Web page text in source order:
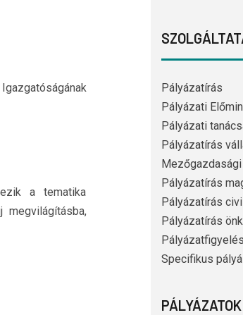
a tematika
Pályázatírás
Pályázati
Pályázati
Pályázatírás
Pályázatírás
Pályázatírás
Pályázatírás
Pályázatfigyelés
Specifikus